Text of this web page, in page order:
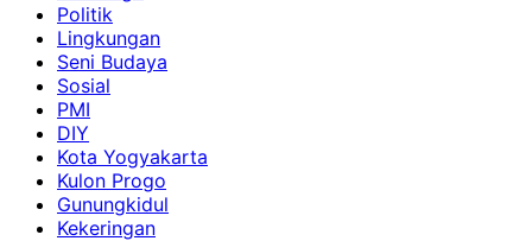
Politik
Lingkungan
Seni Budaya
Sosial
PMI
DIY
Kota Yogyakarta
Kulon Progo
Gunungkidul
Kekeringan